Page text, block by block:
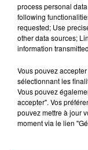
Le Jardin des
botanique
process personal
following
requested; Use
other data sources;
information
Vous pouvez
sélectionnant les
Vous pouvez
accepter". Vos
pouvez mettre à jour
moment via le lien